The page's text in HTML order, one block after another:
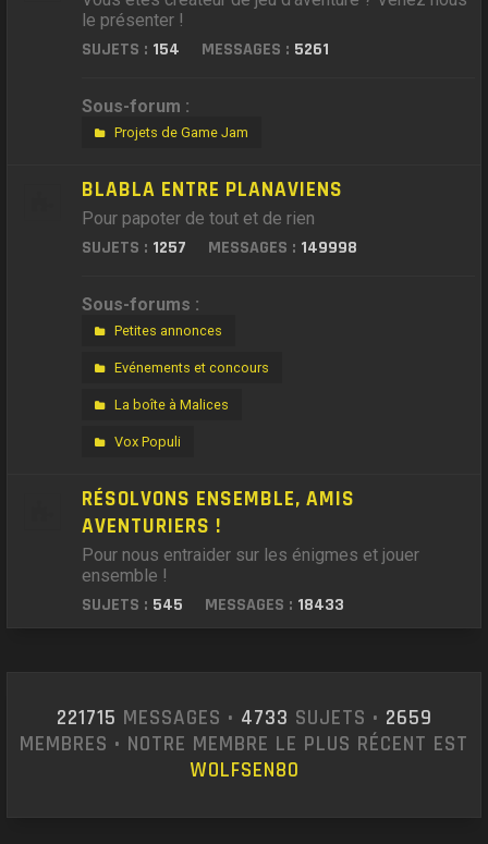
le présenter !
SUJETS : 154 MESSAGES : 5261
Sous-forum :
Projets de Game Jam
BLABLA ENTRE PLANAVIENS
Pour papoter de tout et de rien
SUJETS : 1257 MESSAGES : 149998
Sous-forums :
Petites annonces
Evénements et concours
La boîte à Malices
Vox Populi
RÉSOLVONS ENSEMBLE, AMIS
AVENTURIERS !
Pour nous entraider sur les énigmes et jouer
ensemble !
SUJETS : 545 MESSAGES : 18433
221715 MESSAGES • 4733 SUJETS • 2659
MEMBRES • NOTRE MEMBRE LE PLUS RÉCENT EST
WOLFSEN80